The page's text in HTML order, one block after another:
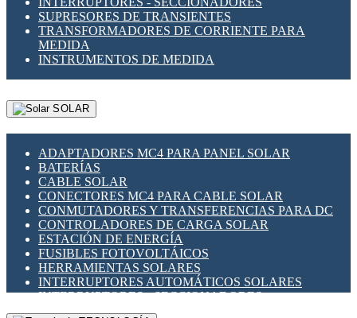
SUPRESORES DE TRANSIENTES
TRANSFORMADORES DE CORRIENTE PARA
MEDIDA
INSTRUMENTOS DE MEDIDA
SOLAR
ADAPTADORES MC4 PARA PANEL SOLAR
BATERÍAS
CABLE SOLAR
CONECTORES MC4 PARA CABLE SOLAR
CONMUTADORES Y TRANSFERENCIAS PARA DC
CONTROLADORES DE CARGA SOLAR
ESTACIÓN DE ENERGÍA
FUSIBLES FOTOVOLTÁICOS
HERRAMIENTAS SOLARES
INTERRUPTORES AUTOMÁTICOS SOLARES
INTERRUPTORES - SECCIONADORES
FOTOVOLTÁICOS